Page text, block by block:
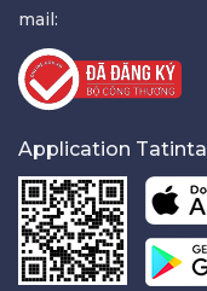
mail:
Application Tatinta